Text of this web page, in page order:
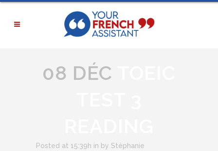
08 DÉC
Posted at 15:39h in by Stéphanie